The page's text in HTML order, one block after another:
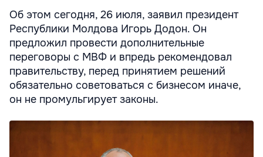
Об этом сегодня, 26 июля, заявил президент
Республики Молдова Игорь Додон. Он
предложил провести дополнительные
переговоры с МВФ и впредь рекомендовал
правительству, перед принятием решений
обязательно советоваться с бизнесом иначе,
он не промульгирует законы.